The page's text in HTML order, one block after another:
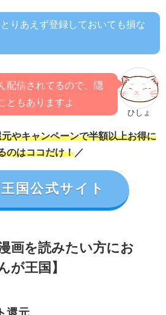
りあえず登録しておいても損な
ひしょ
配信されてるので、隠
ともありますよ
やキャンペーンで半額以上お得に
のはココだけ！／
国公式サイト
画を読みたい方にお
が王国】
還元